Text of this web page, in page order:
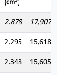
(cm )
2.878 17,907
2.295 15,618
2.348 15,605